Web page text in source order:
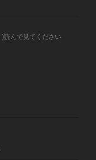
んで見てください